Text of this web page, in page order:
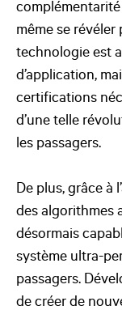
même se révéler
technologie est
d’application,
certifications
d’une telle
les passagers.
De plus, grâce à
des algorithmes
désormais
système ultra-
passagers.
de créer de